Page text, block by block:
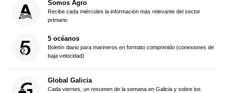
Somos Agro
Recibe cada miércoles la información más relevante del sector
primario
5 océanos
Boletín diario para marineros en formato comprimido (conexiones de
baja velocidad)
Global Galicia
Cada viernes, un resumen de la semana en Galicia y sobre los